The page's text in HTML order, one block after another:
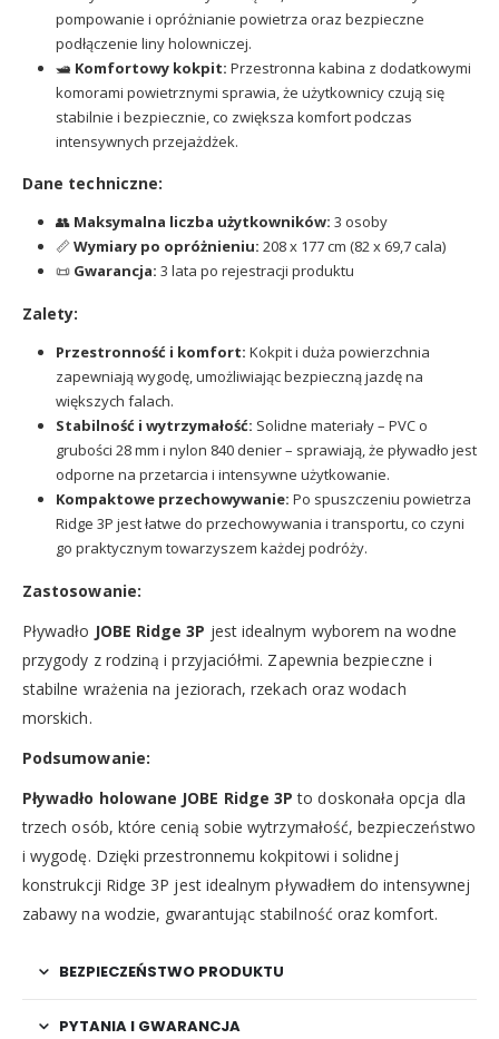
pompowanie i opróżnianie powietrza oraz bezpieczne
podłączenie liny holowniczej.
🛥️ Komfortowy kokpit: Przestronna kabina z dodatkowymi
komorami powietrznymi sprawia, że użytkownicy czują się
stabilnie i bezpiecznie, co zwiększa komfort podczas
intensywnych przejażdżek.
Dane techniczne:
👥 Maksymalna liczba użytkowników: 3 osoby
📏Wymiary po opróżnieniu: 208 x 177 cm (82 x 69,7 cala)
📜 Gwarancja: 3 lata po rejestracji produktu
Zalety:
Przestronność i komfort: Kokpit i duża powierzchnia
zapewniają wygodę, umożliwiając bezpieczną jazdę na
większych falach.
Stabilność i wytrzymałość: Solidne materiały – PVC o
grubości 28 mm i nylon 840 denier – sprawiają, że pływadło jest
odporne na przetarcia i intensywne użytkowanie.
Kompaktowe przechowywanie: Po spuszczeniu powietrza
Ridge 3P jest łatwe do przechowywania i transportu, co czyni
go praktycznym towarzyszem każdej podróży.
Zastosowanie:
Pływadło JOBE Ridge 3P jest idealnym wyborem na wodne
przygody z rodziną i przyjaciółmi. Zapewnia bezpieczne i
stabilne wrażenia na jeziorach, rzekach oraz wodach
morskich.
Podsumowanie:
Pływadło holowane JOBE Ridge 3P to doskonała opcja dla
trzech osób, które cenią sobie wytrzymałość, bezpieczeństwo
i wygodę. Dzięki przestronnemu kokpitowi i solidnej
konstrukcji Ridge 3P jest idealnym pływadłem do intensywnej
zabawy na wodzie, gwarantując stabilność oraz komfort.
BEZPIECZEŃSTWO PRODUKTU
PYTANIA I GWARANCJA